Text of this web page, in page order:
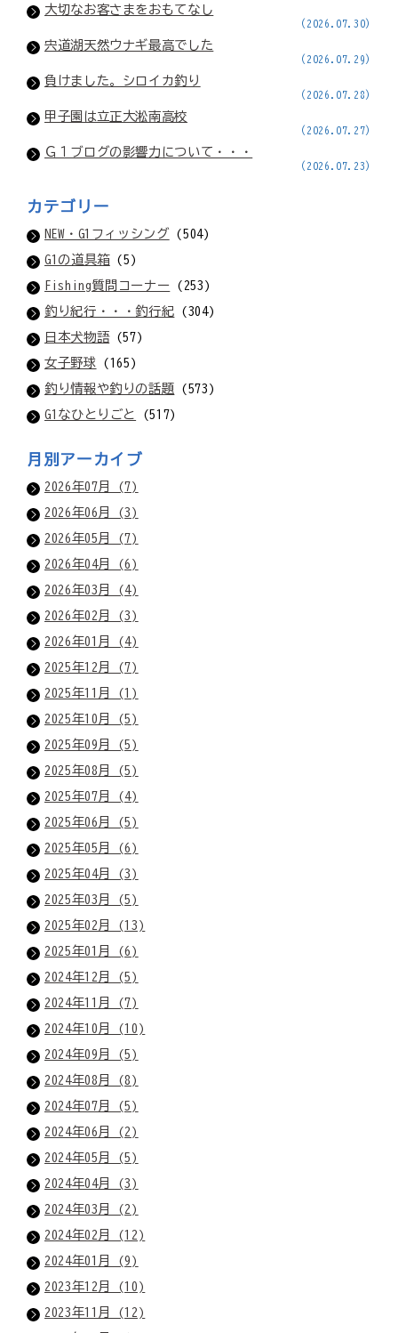
大切なお客さまをおもてなし
(2026.07.30)
宍道湖天然ウナギ最高でした
(2026.07.29)
負けました。シロイカ釣り
(2026.07.28)
甲子園は立正大淞南高校
(2026.07.27)
Ｇ１ブログの影響力について・・・
(2026.07.23)
カテゴリー
NEW・G1フィッシング(504)
G1の道具箱(5)
Fishing質問コーナー (253)
釣り紀行・・・釣行紀 (304)
日本犬物語(57)
女子野球 (165)
釣り情報や釣りの話題 (573)
G1なひとりごと
(517)
月別アーカイブ
2026年07月 (7)
2026年06月 (3)
2026年05月 (7)
2026年04月 (6)
2026年03月 (4)
2026年02月 (3)
2026年01月 (4)
2025年12月 (7)
2025年11月 (1)
2025年10月 (5)
2025年09月 (5)
2025年08月 (5)
2025年07月 (4)
2025年06月 (5)
2025年05月 (6)
2025年04月 (3)
2025年03月 (5)
2025年02月 (13)
2025年01月 (6)
2024年12月 (5)
2024年11月 (7)
2024年10月 (10)
2024年09月 (5)
2024年08月 (8)
2024年07月 (5)
2024年06月 (2)
2024年05月 (5)
2024年04月 (3)
2024年03月 (2)
2024年02月 (12)
2024年01月 (9)
2023年12月 (10)
2023年11月 (12)